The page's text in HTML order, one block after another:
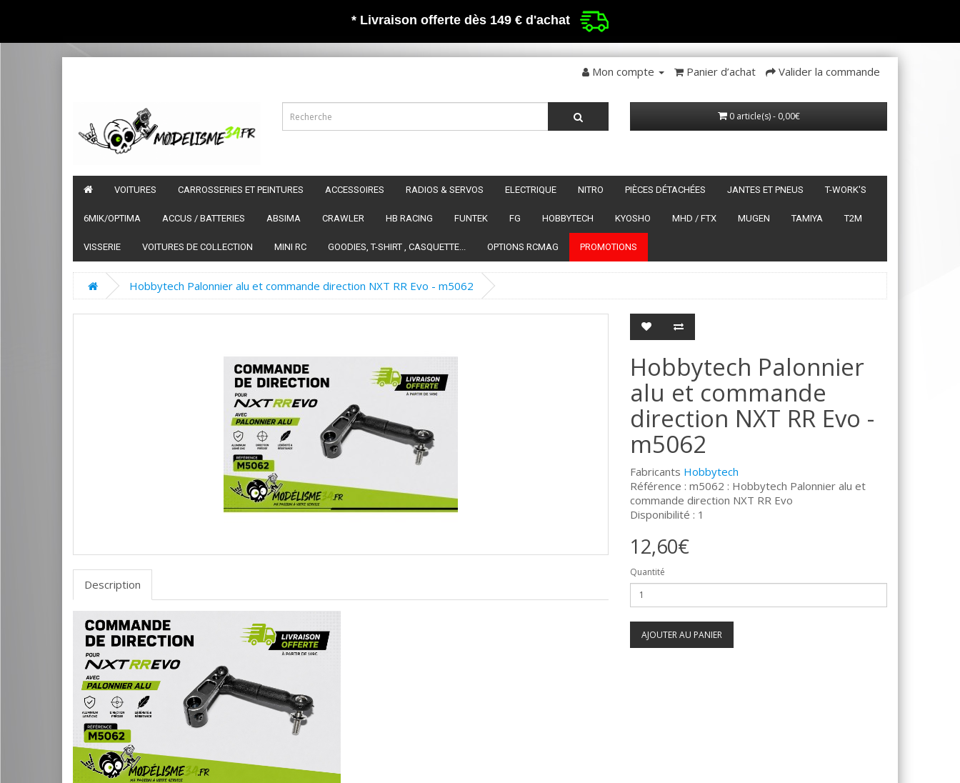
* Livraison offerte dès 149 € d'achat
Mon compte Panier d’achat Valider la commande
0 article(s) - 0,00€
VOITURES CARROSSERIES ET PEINTURES ACCESSOIRES RADIOS & SERVOS ELECTRIQUE NITRO PIÈCES DÉTACHÉES JANTES ET PNEUS T-WORK'S
6MIK/OPTIMA ACCUS / BATTERIES ABSIMA CRAWLER HB RACING FUNTEK FG HOBBYTECH KYOSHO MHD / FTX MUGEN TAMIYA T2M
VISSERIE VOITURES DE COLLECTION MINI RC GOODIES, T-SHIRT , CASQUETTE... OPTIONS RCMAG PROMOTIONS
Hobbytech Palonnier alu et commande direction NXT RR Evo - m5062
Description
Hobbytech Palonnier
alu et commande
direction NXT RR Evo -
m5062
Fabricants Hobbytech
Référence : m5062 : Hobbytech Palonnier alu et
commande direction NXT RR Evo
Disponibilité : 1
12,60€
Quantité
AJOUTER AU PANIER